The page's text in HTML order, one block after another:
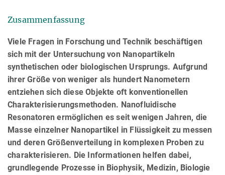
Zusammenfassung
Viele Fragen in Forschung und Technik beschäftigen
sich mit der Untersuchung von Nanopartikeln
synthetischen oder biologischen Ursprungs. Aufgrund
ihrer Größe von weniger als hundert Nanometern
entziehen sich diese Objekte oft konventionellen
Charakterisierungsmethoden. Nanofluidische
Resonatoren ermöglichen es seit wenigen Jahren, die
Masse einzelner Nanopartikel in Flüssigkeit zu messen
und deren Größenverteilung in komplexen Proben zu
charakterisieren. Die Informationen helfen dabei,
grundlegende Prozesse in Biophysik, Medizin, Biologie